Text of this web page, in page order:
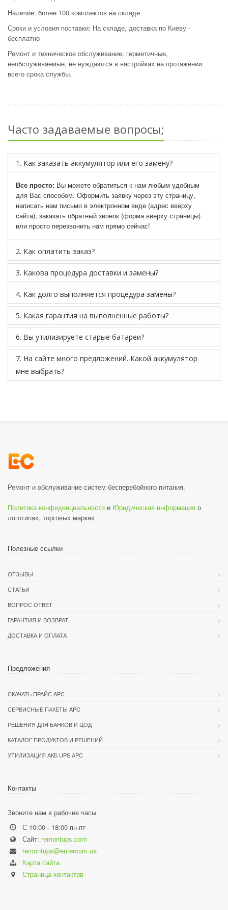
Наличие: более 100 комплектов на складе
Сроки и условия поставки: На складе, доставка по Киеву -
бесплатно
Ремонт и техническое обслуживание: герметичные,
необслуживаемые, не нуждаются в настройках на протяжении
всего срока службы.
Часто задаваемые вопросы;
1. Как заказать аккумулятор или его замену?
Все просто: Вы можете обратиться к нам любым удобным
для Вас способом. Оформить заявку через эту страницу,
написать нам письмо в электронном виде (адрес вверху
сайта), заказать обратный звонок (форма вверху страницы)
или просто перезвонить нам прямо сейчас!
2. Как оплатить заказ?
3. Какова процедура доставки и замены?
4. Как долго выполняется процедура замены?
5. Какая гарантия на выполненные работы?
6. Вы утилизируете старые батареи?
7. На сайте много предложений. Какой аккумулятор
мне выбрать?
Ремонт и обслуживание систем бесперебойного питания.
Политика конфиденциальности и Юридическая информация о
логотипах, торговых марках
Полезные ссылки
ОТЗЫВЫ
СТАТЬИ
ВОПРОС ОТВЕТ
ГАРАНТИЯ И ВОЗВРАТ
ДОСТАВКА И ОПЛАТА
Предложения
СКАЧАТЬ ПРАЙС APC
СЕРВИСНЫЕ ПАКЕТЫ APC
РЕШЕНИЯ ДЛЯ БАНКОВ И ЦОД
КАТАЛОГ ПРОДУКТОВ И РЕШЕНИЙ
УТИЛИЗАЦИЯ АКБ UPS APC
Контакты
Звоните нам в рабочие часы
С 10:00 - 18:00 пн-пт
Сайт: remontups.com
remontups@entercom.ua
Карта сайта
Страница контактов